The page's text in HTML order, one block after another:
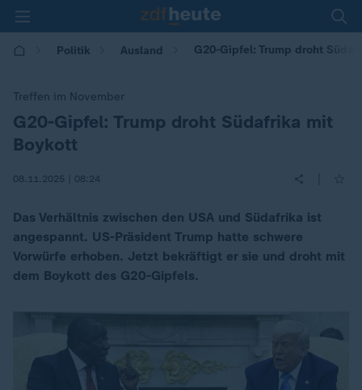
Politik Ausland G20-Gipfel: Trump droht
Treffen im November
:
G20-Gipfel: Trump droht Südafrika mit
Boykott
08.11.2025 | 08:24
Das Verhältnis zwischen den USA und Südafrika ist
angespannt. US-Präsident Trump hatte schwere
Vorwürfe erhoben. Jetzt bekräftigt er sie und droht mit
dem Boykott des G20-Gipfels.